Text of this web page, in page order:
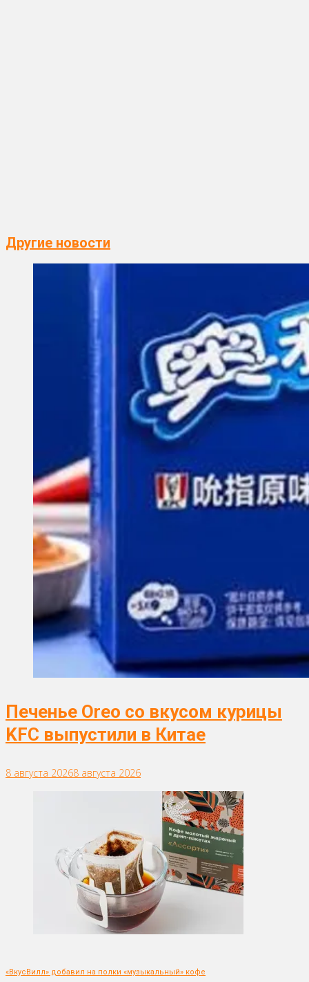
Другие новости
Печенье Oreo со вкусом курицы
KFC выпустили в Китае
8 августа 20268 августа 2026
«ВкусВилл» добавил на полки «музыкальный» кофе